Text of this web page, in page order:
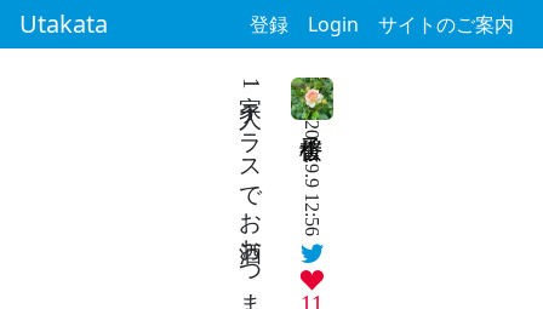
Utakata 登録 Login サイトのご案内
2024.9.9 12:56
11